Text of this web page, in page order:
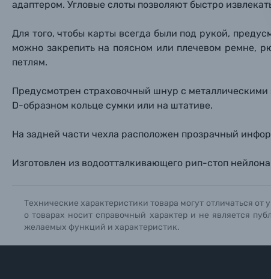
Книги о фотографии, альбомы известных
Солнцезащитные очки
адаптером. Угловые слоты позволяют быстро
Для того, чтобы карты всегда были под рукой,
можно закрепить на поясном или плечевом ремне,
петлям.
Предусмотрен страховочный шнур с
D-образном кольце сумки или на штативе.
На задней части чехла расположен прозрачный
Изготовлен из водоотталкивающего рип-стоп
Технические характеристики товара могут отличаться
о товарах носит справочный характер и не является
желаемых функций и характеристик.